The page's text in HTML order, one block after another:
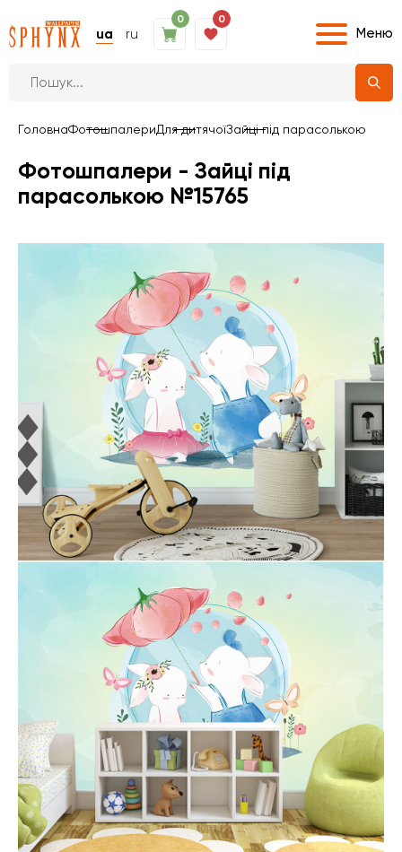
ua ru
0 0
Меню
ГоловнаФотошпалериДля дитячоїЗайці під парасолькою
Фотошпалери - Зайці під
парасолькою №15765